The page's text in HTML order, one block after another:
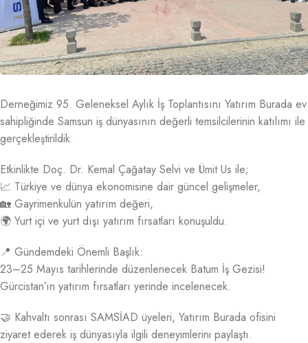
Derneğimiz 95. Geleneksel Aylık İş Toplantısını Yatırım Burada ev
sahipliğinde Samsun iş dünyasının değerli temsilcilerinin katılımı ile
gerçekleştirildik.
Etkinlikte Doç. Dr. Kemal Çağatay Selvi ve Ümit Us ile;
📈 Türkiye ve dünya ekonomisine dair güncel gelişmeler,
🏡 Gayrimenkulün yatırım değeri,
🌍 Yurt içi ve yurt dışı yatırım fırsatları konuşuldu.
📍 Gündemdeki Önemli Başlık:
23–25 Mayıs tarihlerinde düzenlenecek Batum İş Gezisi!
Gürcistan’ın yatırım fırsatları yerinde incelenecek.
🤝 Kahvaltı sonrası SAMSİAD üyeleri, Yatırım Burada ofisini
ziyaret ederek iş dünyasıyla ilgili deneyimlerini paylaştı.